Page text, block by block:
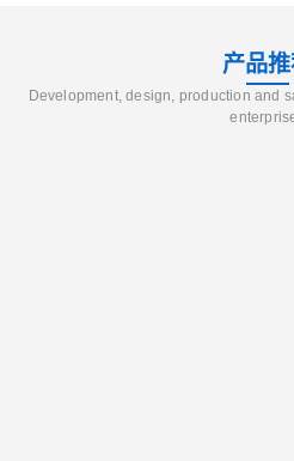
产品
Development, design, production and